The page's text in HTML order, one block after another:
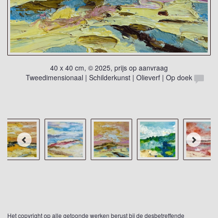
40 x 40 cm, © 2025, prijs op aanvraag
Tweedimensionaal | Schilderkunst | Olieverf | Op doek
Het copyright op alle getoonde werken berust bij de desbetreffende